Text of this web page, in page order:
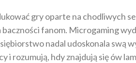
gry oparte na chodliwych
fanom. Microgaming
nadal udoskonala swą
i rozumują, hdy znajdują się ów